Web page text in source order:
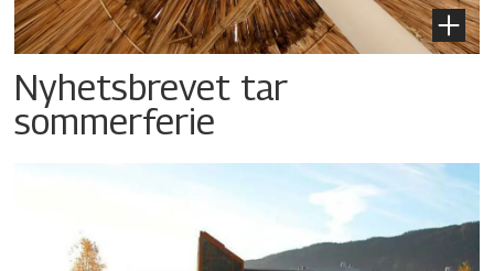
Nyhetsbrevet tar
sommerferie